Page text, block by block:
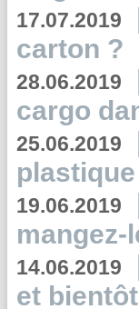
17.07.2019
carton ?
28.06.2019
cargo
25.06.2019
plastique
19.06.2019
mangez-
14.06.2019
et